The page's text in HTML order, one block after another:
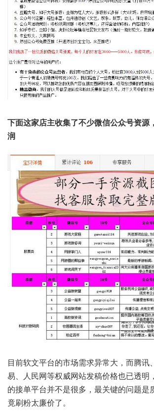
下面这家店主收集了不少微信公众号资源
润
目前软文平台的市场需求异常大，而腾讯
易、人民网等权威网站发稿价格也已透明
的接单平台并不是很多，最关键的问题是
竟刷粉太廉价了。